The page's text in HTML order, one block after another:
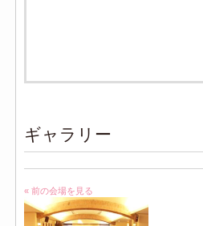
ギャラリー
« 前の会場を見る